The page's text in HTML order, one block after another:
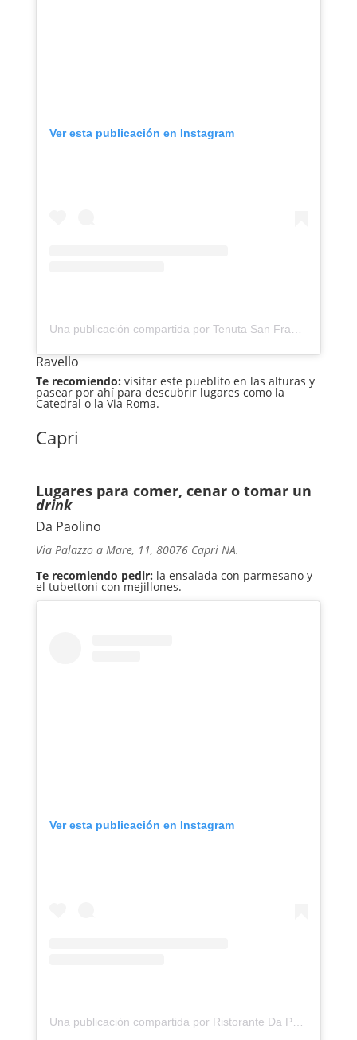
Ver esta publicación en Instagram
Una publicación compartida por Tenuta San Francesco Winery (@tenutasanfrancesco)
Ravello
Te recomiendo: visitar este pueblito en las alturas y
pasear por ahí para descubrir lugares como la
Catedral o la Via Roma.
Capri
Lugares para comer, cenar o tomar un
drink
Da Paolino
Via Palazzo a Mare, 11, 80076 Capri NA.
Te recomiendo pedir: la ensalada con parmesano y
el tubettoni con mejillones.
Ver esta publicación en Instagram
Una publicación compartida por Ristorante Da Paolino Capri (@paolinolemontreescapri)